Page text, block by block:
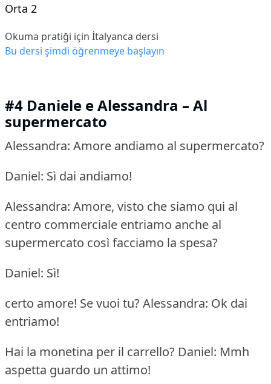
Orta 2
Okuma pratiği için İtalyanca dersi
Bu dersi şimdi öğrenmeye başlayın
#4 Daniele e Alessandra – Al
supermercato
Alessandra: Amore andiamo al supermercato?
Daniel: Sì dai andiamo!
Alessandra: Amore, visto che siamo qui al
centro commerciale entriamo anche al
supermercato così facciamo la spesa?
Daniel: Sì!
certo amore! Se vuoi tu?Alessandra: Ok dai
entriamo!
Hai la monetina per il carrello? Daniel: Mmh
aspetta guardo un attimo!